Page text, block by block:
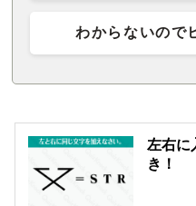
わからないので
左右に
き！